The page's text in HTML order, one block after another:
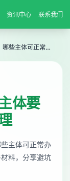
资讯中心 联系我们
公众号迁移公证书办理主体要求，哪些主体可正常办理
体要
主体可正常办
料，分享避坑